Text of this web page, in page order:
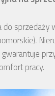
sprzedaży
pracy.